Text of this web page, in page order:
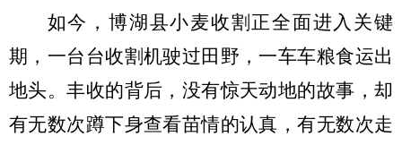
如今，博湖县小麦收割正全面进入关键
期，一台台收割机驶过田野，一车车粮食运出
地头。丰收的背后，没有惊天动地的故事，却
有无数次蹲下身查看苗情的认真，有无数次走